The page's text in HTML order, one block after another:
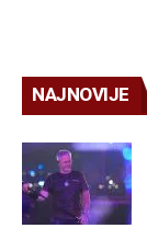
NAJNOVIJE